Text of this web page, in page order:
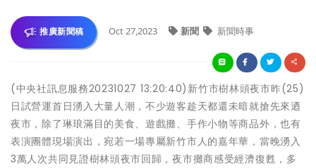
推廣新聞稿 Oct 27,2023 新聞 新聞時事
(中央社訊息服務20231027 13:20:40)新竹市樹林頭夜市昨(25)
日試營運首日湧入大量人潮，不少遊客趁天都還未暗就搶先來迺
夜市，除了琳琅滿目的美食、遊戲攤、手作小物等商品外，也有
表演團體現場演出，宛若一場專屬新竹市人的嘉年華，當晚湧入
3萬人次共同見證樹林頭夜市回歸，夜市攤商感受經濟復甦，多